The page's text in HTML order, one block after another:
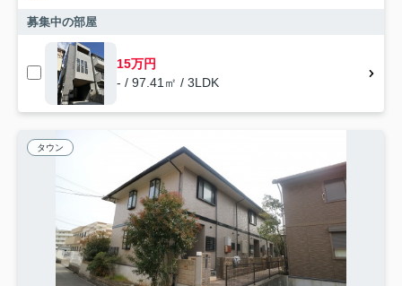
募集中の部屋
15万円
- / 97.41㎡ / 3LDK
タウン